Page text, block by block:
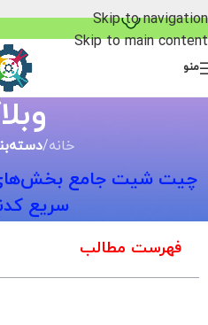
خرید قسطی با ترب‌پی
Skip to navigation
Skip to main content
منو
خانه/
چیت شیت جامع بخش‌های
سریع
فهرست مطالب